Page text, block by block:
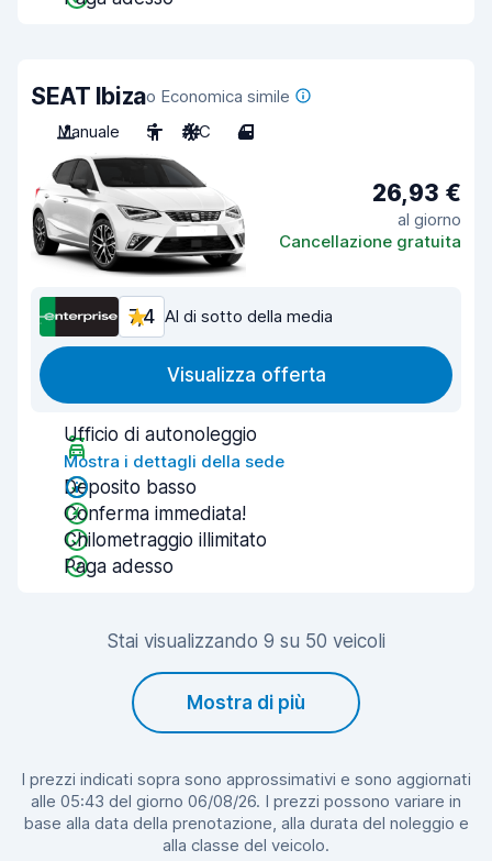
SEAT Ibizao Economica simile
Manuale
5 A/C 4
26,93 €
al giorno
Cancellazione gratuita
7,4 Al di sotto della media
Visualizza offerta
Ufficio di autonoleggio
Mostra i dettagli della sede
Deposito basso
Conferma immediata!
Chilometraggio illimitato
Paga adesso
Stai visualizzando 9 su 50 veicoli
Mostra di più
I prezzi indicati sopra sono approssimativi e sono aggiornati
alle 05:43 del giorno 06/08/26. I prezzi possono variare in
base alla data della prenotazione, alla durata del noleggio e
alla classe del veicolo.